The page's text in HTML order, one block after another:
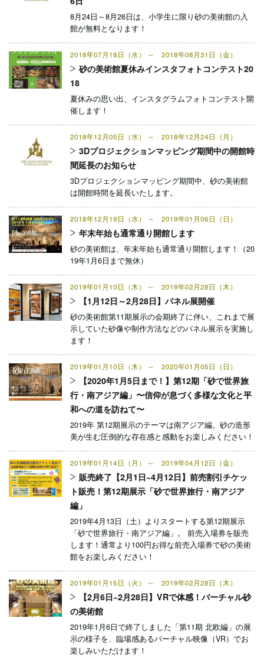
8月24日～8月26日は、小学生に限り砂の美術館の入
館が無料となります！
2018年07月18日（水） ～ 2018年08月31日（金）
砂の美術館夏休みインスタフォトコンテスト20
18
夏休みの思い出、インスタグラムフォトコンテスト開
催します！
2018年12月05日（水） ～ 2018年12月24日（月）
3Dプロジェクションマッピング期間中の開館時
間延長のお知らせ
3Dプロジェクションマッピング期間中、砂の美術館
は開館時間を延長いたします。
2018年12月19日（水） ～ 2019年01月06日（日）
年末年始も通常通り開館します
砂の美術館は、年末年始も通常通り開館します！（20
19年1月6日まで無休）
2019年01月10日（木） ～ 2019年02月28日（木）
【1月12日～2月28日】パネル展開催
砂の美術館第11期展示の会期終了に伴い、これまで展
示していた砂像や制作方法などのパネル展示を実施し
ます！
2019年01月10日（木） ～ 2020年01月05日（日）
【2020年1月5日まで！】第12期「砂で世界旅
行・南アジア編」〜信仰が息づく多様な文化と平
和への道を訪ねて〜
2019年 第12期展示のテーマは南アジア編。砂の造形
美が生む圧倒的な存在感と感動をお楽しみください！
2019年01月14日（月） ～ 2019年04月12日（金）
販売終了【2月1日~4月12日】前売割引チケッ
ト販売！第12期展示「砂で世界旅行・南アジア
編」
2019年4月13日（土）よりスタートする第12期展示
「砂で世界旅行・南アジア編」。 前売入場券を販売
します！通常より100円お得な前売入場券で砂の美術
館をお楽しみください！
2019年01月15日（火） ～ 2019年02月28日（木）
【2月6日~2月28日】VRで体感！バーチャル砂
の美術館
2019年1月6日で終了しました「第11期 北欧編」の展
示の様子を、臨場感あるバーチャル映像（VR）でお
楽しみいただけます！